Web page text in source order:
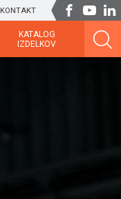
KONTAKT
KATALOG
IZDELKOV